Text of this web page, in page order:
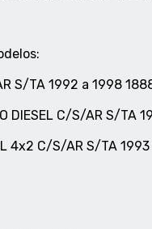
S/TA 1992 a 1998
DIESEL C/S/AR S/TA
4x2 C/S/AR S/TA